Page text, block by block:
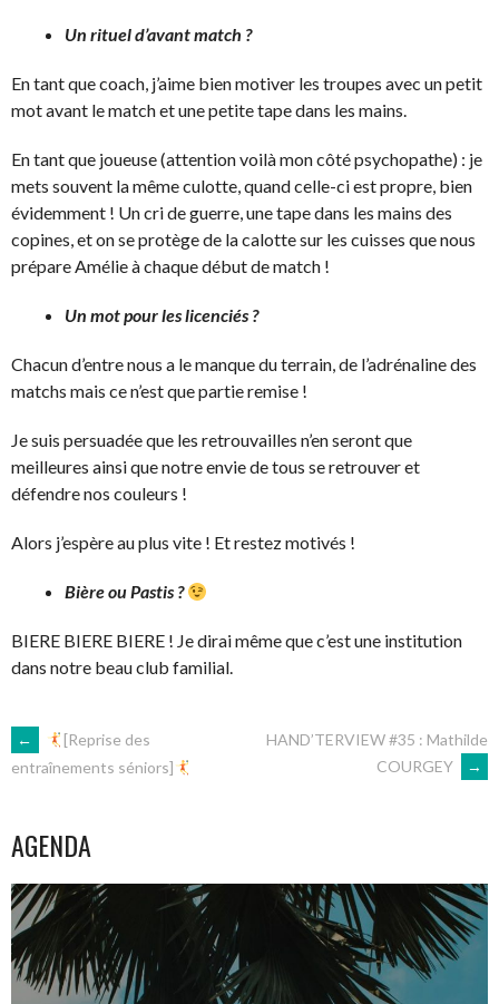
Un rituel d’avant match ?
En tant que coach, j’aime bien motiver les troupes avec un petit
mot avant le match et une petite tape dans les mains.
En tant que joueuse (attention voilà mon côté psychopathe) : je
mets souvent la même culotte, quand celle-ci est propre, bien
évidemment ! Un cri de guerre, une tape dans les mains des
copines, et on se protège de la calotte sur les cuisses que nous
prépare Amélie à chaque début de match !
Un mot pour les licenciés ?
Chacun d’entre nous a le manque du terrain, de l’adrénaline des
matchs mais ce n’est que partie remise !
Je suis persuadée que les retrouvailles n’en seront que
meilleures ainsi que notre envie de tous se retrouver et
défendre nos couleurs !
Alors j’espère au plus vite ! Et restez motivés !
Bière ou Pastis ?
BIERE BIERE BIERE ! Je dirai même que c’est une institution
dans notre beau club familial.
NAVIGATION
ARTICLES
←
[Reprise des
entraînements séniors]
HAND’TERVIEW #35 : Mathilde
COURGEY
→
AGENDA